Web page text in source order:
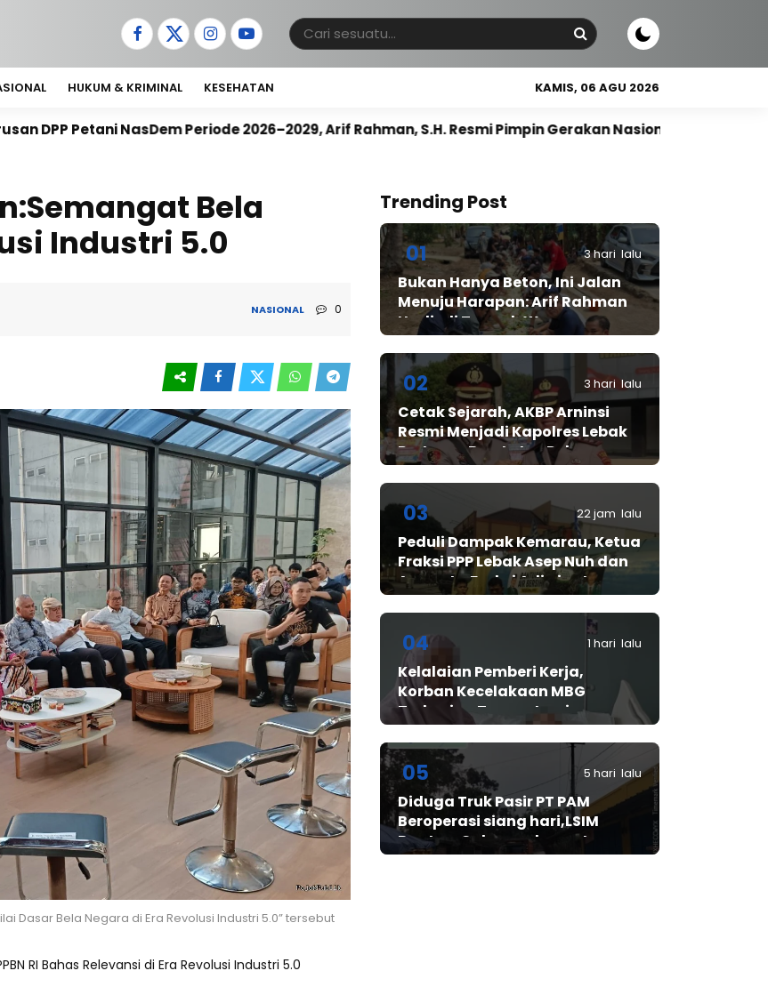
HUKUM & KRIMINAL KESEHATAN KAMIS, 06 AGU 2026
Periode 2026–2029, Arif Rahman, S.H. Resmi Pimpin Gerakan Nasional Petani Nasdem
Bela
Industri 5.0
NASIONAL 0
Dasar Bela Negara di Era Revolusi Industri 5.0” tersebut
RI Bahas Relevansi di Era Revolusi Industri 5.0
Trending Post
01 3 hari lalu
Bukan Hanya Beton, Ini Jalan
Menuju Harapan: Arif Rahman
Hadir di Tengah Warga
Cibadak
02 3 hari lalu
Cetak Sejarah, AKBP Arninsi
Resmi Menjadi Kapolres Lebak
Pertama Berstatus Polwan
03 22 jam lalu
Peduli Dampak Kemarau, Ketua
Fraksi PPP Lebak Asep Nuh dan
Anggota Fraksi Adiwinata
Kusuma Salurkan Bantuan Air
Bintangresm
04 1 hari lalu
Kelalaian Pemberi Kerja,
Korban Kecelakaan MBG
Terbaring Tanpa Jaminan
05 5 hari lalu
Diduga Truk Pasir PT PAM
Beroperasi siang hari,LSIM
Banten: Gubernur harus turun
tangan